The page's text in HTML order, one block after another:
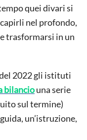
quei divari si
nel profondo,
trasformarsi in un
2022 gli istituti
bilanciouna serie
sul termine)
un’istruzione,